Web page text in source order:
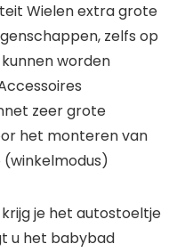
Wielen extra grote
zelfs op
worden
zeer grote
het monteren van
krijg je het autostoeltje
u het babybad